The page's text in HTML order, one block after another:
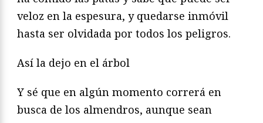
veloz en la espesura, y quedarse inmóvil
hasta ser olvidada por todos los peligros.
Así la dejo en el árbol
Y sé que en algún momento correrá en
busca de los almendros, aunque sean